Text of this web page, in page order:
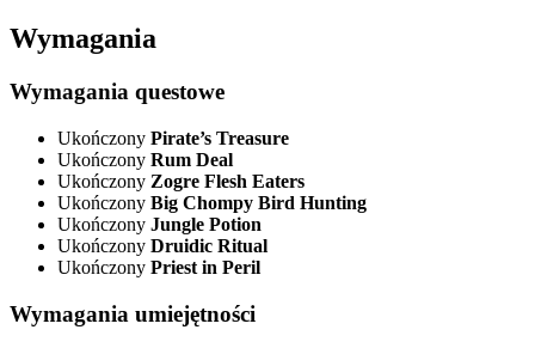
Wymagania
Wymagania questowe
Ukończony Pirate’s Treasure
Ukończony Rum Deal
Ukończony Zogre Flesh Eaters
Ukończony Big Chompy Bird Hunting
Ukończony Jungle Potion
Ukończony Druidic Ritual
Ukończony Priest in Peril
Wymagania umiejętności